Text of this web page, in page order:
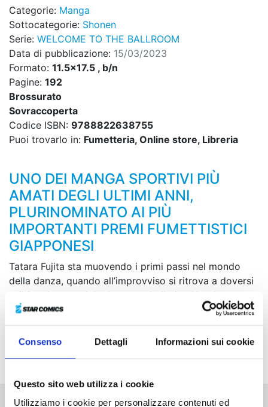
Consenso Dettagli Informazioni sui cookie
Questo sito web utilizza i cookie
Utilizziamo i cookie per personalizzare contenuti ed
Categorie: Manga
Sottocategorie: Shonen
Serie: WELCOME TO THE BALLROOM
Data di pubblicazione: 15/03/2023
Formato: 11.5x17.5 , b/n
Pagine: 192
Brossurato
Sovraccoperta
Codice ISBN: 9788822638755
Puoi trovarlo in: Fumetteria, Online store, Libreria
UNO DEI MANGA SPORTIVI PIÙ
AMATI DEGLI ULTIMI ANNI,
PLURINOMINATO AI PIÙ
IMPORTANTI PREMI FUMETTISTICI
GIAPPONESI
Tatara Fujita sta muovendo i primi passi nel mondo
della danza, quando all’improvviso si ritrova a doversi
esibire al posto del talentuoso ballerino Hyodo su uno
dei palcoscenici più rinomati, quello della Prince
Mikasa Cup! Il giovane, che è ancora un novellino, si
avvia verso la pista con una scettica Shizuku Hanaoka,